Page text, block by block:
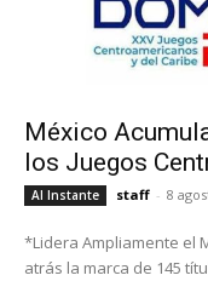
México
los Juegos
Al Instante staff - 8
*Lidera Ampliamente el Medallero. La
atrás la marca de 145